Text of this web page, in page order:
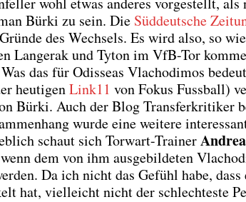
Bür­ki zu sein. Die Süd­deut­sche
des Wech­sels. Es wird also, so
Lan­ge­rak und Tyton im VfB-Tor
das für Odis­se­as Vlacho­di­mos
heu­ti­genLink11 von Fokus Fuss­ball)
Bür­ki. Auch der Blog Trans­fer­kri­ti­ker
wur­de eine wei­te­re
schaut sich Tor­wart-Trai­ner
dem von ihm aus­ge­bil­de­ten
Da ich nicht das Gefühl habe,
hat, viel­leicht nicht der schlech­tes­te